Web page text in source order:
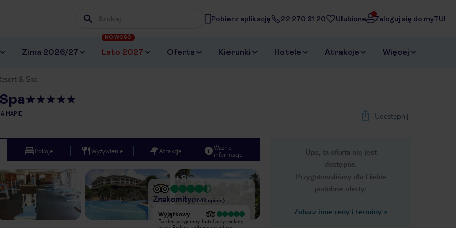
Wpisz frazę, której szukasz
Pobierz aplikację 22 270 31 20 Ulubione Zaloguj się do myTUI
Zima 2026/27 Lato 2027
NOWOŚĆ
Oferta Kierunki Hotele Atrakcje Więcej
& Spa
MAPIE Udostępnij
Ups, ta oferta nie jest
dostępna.
Przygotowaliśmy dla Ciebie
podobne oferty:
Zobacz inne ceny i terminy »
Pokoje Wyżywienie Atrakcje
Ważne
informacje
Next slide
1/14
+8
Znakomity(2003 opinie)
Wyjątkowy
Hotel prEszefl moje najśmielsze
Wyjątkowy
Bardzo przyjemny hotel przy pięknej
Wyjątkowy